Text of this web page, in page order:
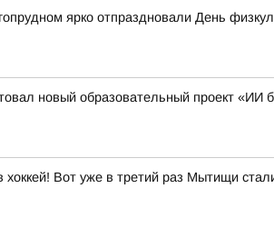
ярко отпраздновали День
новый образовательный проект «ИИ
хоккей! Вот уже в третий раз Мытищи